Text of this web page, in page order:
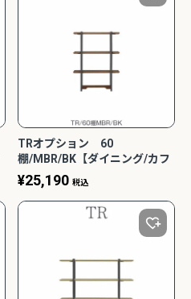
TRオプション 60
棚/MBR/BK【ダイニング/カフ
ェ風/収納/サンキコーポレーシ
ョン】
¥25,190 税込